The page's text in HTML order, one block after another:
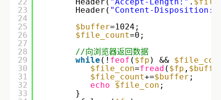
23
24
25
26
27
28
29
30
31
32
33
Header( "Content-Disposition:
$buffer=1024;
$file_count=0;
//向浏览器返回数据
while (! feof ( $fp ) &&
$file_con=fread ( $fp ,
$file_count+=$buffer ;
echo
$file_con ;
}